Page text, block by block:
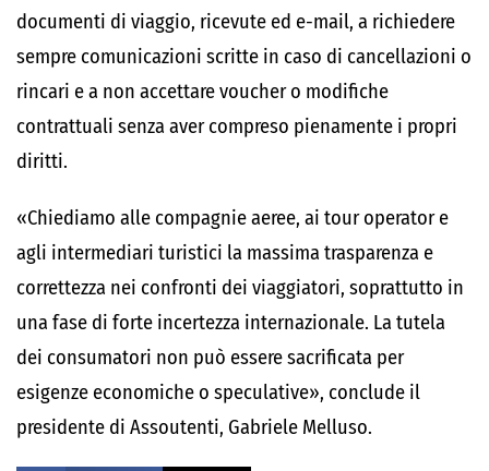
documenti di viaggio, ricevute ed e-mail, a richiedere
sempre comunicazioni scritte in caso di cancellazioni o
rincari e a non accettare voucher o modifiche
contrattuali senza aver compreso pienamente i propri
diritti.
«Chiediamo alle compagnie aeree, ai tour operator e
agli intermediari turistici la massima trasparenza e
correttezza nei confronti dei viaggiatori, soprattutto in
una fase di forte incertezza internazionale. La tutela
dei consumatori non può essere sacrificata per
esigenze economiche o speculative», conclude il
presidente di Assoutenti, Gabriele Melluso.